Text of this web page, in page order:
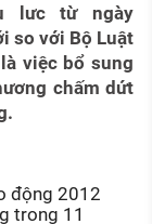
lưc từ ngày
so với Bộ Luật
việc bổ sung
chấm dứt
động 2012
trong 11